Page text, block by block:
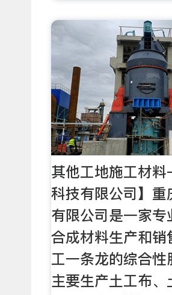
其他工地施工材
科技有限公司】重
有限公司是一家专
合成材料生产和销
工一条龙的综合性
主要生产土工布、